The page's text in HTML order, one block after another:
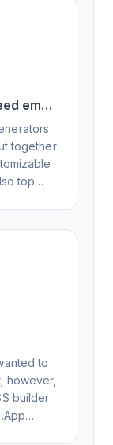
email
together
top
all your
you.
to
however,
builder